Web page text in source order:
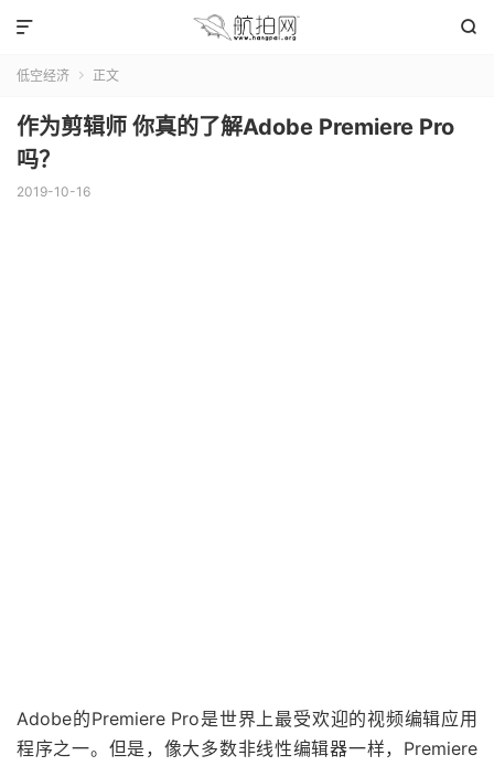


低空经济  正文
作为剪辑师 你真的了解Adobe Premiere Pro
吗？
2019-10-16
Adobe的Premiere Pro是世界上最受欢迎的视频编辑应用
程序之一。但是，像大多数非线性编辑器一样，Premiere